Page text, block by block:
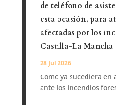
de teléfono de
esta ocasión, para
afectadas por los
Castilla-La Mancha
28 Jul 2026
Como ya sucediera en
ante los incendios